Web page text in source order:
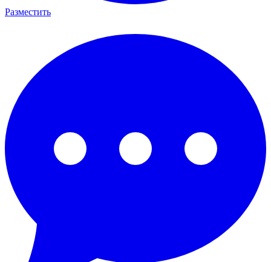
Разместить